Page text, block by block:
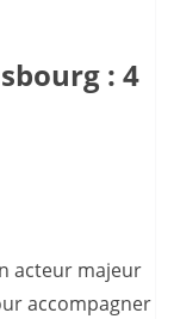
: 4
acteur majeur
accompagner